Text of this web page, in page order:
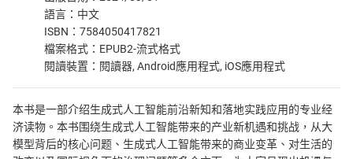
語言：中文
ISBN：7584050417821
檔案格式：EPUB2-流式格式
閱讀裝置：閱讀器, Android應用程式, iOS應用程式
本书是一部介绍生成式人工智能前沿新知和落地实践应用的专业经
济读物。本书围绕生成式人工智能带来的产业新机遇和挑战，从大
模型背后的核心问题、生成式人工智能带来的商业变革、对生活的